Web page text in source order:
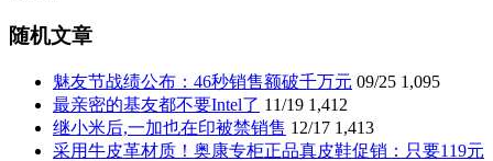
随机文章
魅友节战绩公布：46秒销售额破千万元 09/25 1,095
最亲密的基友都不要Intel了 11/19 1,412
继小米后,一加也在印被禁销售 12/17 1,413
采用牛皮革材质！奥康专柜正品真皮鞋促销：只要119元